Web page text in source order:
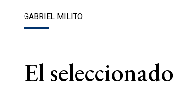
GABRIEL MILITO
El